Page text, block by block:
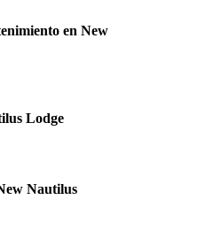
en New
Lodge
Nautilus